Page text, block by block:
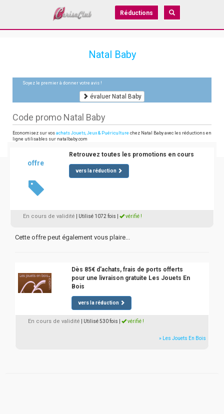
Réductions
Natal Baby
Soyez le premier à donner votre avis !
évaluer Natal Baby
Code promo Natal Baby
Economisez sur vos achats Jouets, Jeux & Puériculture chez Natal Baby avec les réductions en
ligne utilisables sur natalbaby.com
offre
Retrouvez toutes les promotions en cours
vers la réduction
En cours de validité | Utilisé 1072 fois vérifié !
Cette offre peut également vous plaire...
Dès 85€ d'achats, frais de ports offerts
pour une livraison gratuite Les Jouets En
Bois
vers la réduction
En cours de validité | Utilisé 530 fois vérifié !
» Les Jouets En Bois